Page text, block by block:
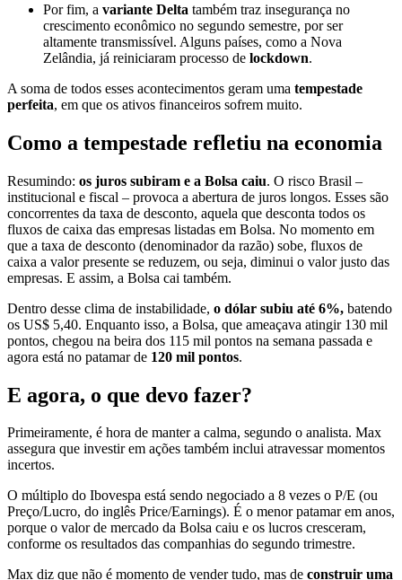
Por fim, a variante Delta também traz insegurança no
crescimento econômico no segundo semestre, por ser
altamente transmissível. Alguns países, como a Nova
Zelândia, já reiniciaram processo de lockdown.
A soma de todos esses acontecimentos geram uma tempestade
perfeita, em que os ativos financeiros sofrem muito.
Como a tempestade refletiu na economia
Resumindo: os juros subiram e a Bolsa caiu. O risco Brasil –
institucional e fiscal – provoca a abertura de juros longos. Esses são
concorrentes da taxa de desconto, aquela que desconta todos os
fluxos de caixa das empresas listadas em Bolsa. No momento em
que a taxa de desconto (denominador da razão) sobe, fluxos de
caixa a valor presente se reduzem, ou seja, diminui o valor justo das
empresas. E assim, a Bolsa cai também.
Dentro desse clima de instabilidade, o dólar subiu até 6%, batendo
os US$ 5,40. Enquanto isso, a Bolsa, que ameaçava atingir 130 mil
pontos, chegou na beira dos 115 mil pontos na semana passada e
agora está no patamar de 120 mil pontos.
E agora, o que devo fazer?
Primeiramente, é hora de manter a calma, segundo o analista. Max
assegura que investir em ações também inclui atravessar momentos
incertos.
O múltiplo do Ibovespa está sendo negociado a 8 vezes o P/E (ou
Preço/Lucro, do inglês Price/Earnings). É o menor patamar em anos,
porque o valor de mercado da Bolsa caiu e os lucros cresceram,
conforme os resultados das companhias do segundo trimestre.
Max diz que não é momento de vender tudo, mas de construir uma